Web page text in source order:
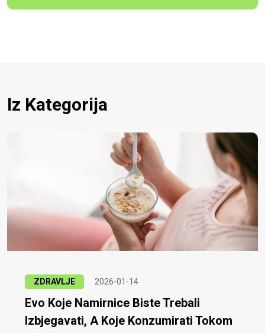
Iz Kategorija
ZDRAVLJE 2026-01-14
Evo Koje Namirnice Biste Trebali
Izbjegavati, A Koje Konzumirati Tokom